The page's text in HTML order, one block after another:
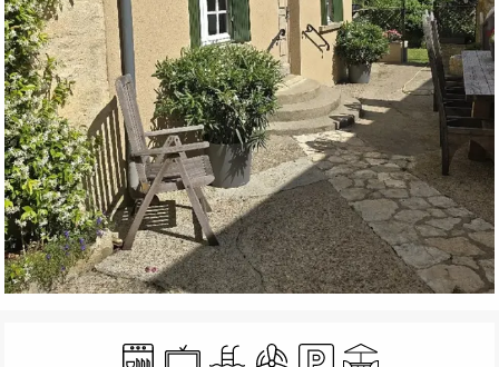
OUVERTURE ET COORDONNÉES
Lave vaisselle
TélévisionPiscineAir conditionné
ParkingTerrasse